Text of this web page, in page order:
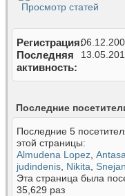
Просмотр статей
Регистрация
Последняя
активность
Последние
Последние 5
этой страницы:
Almudena Lopez Antasa
judindenis Nikita
Эта страница была
35,629 раз